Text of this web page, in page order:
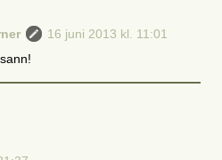
16 juni 2013 kl. 11:01